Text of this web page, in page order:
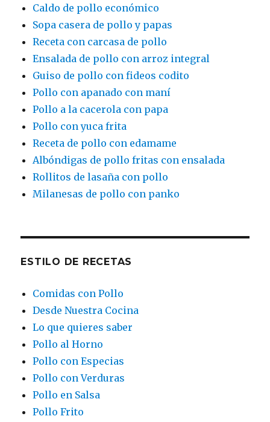
Caldo de pollo económico
Sopa casera de pollo y papas
Receta con carcasa de pollo
Ensalada de pollo con arroz integral
Guiso de pollo con fideos codito
Pollo con apanado con maní
Pollo a la cacerola con papa
Pollo con yuca frita
Receta de pollo con edamame
Albóndigas de pollo fritas con ensalada
Rollitos de lasaña con pollo
Milanesas de pollo con panko
ESTILO DE RECETAS
Comidas con Pollo
Desde Nuestra Cocina
Lo que quieres saber
Pollo al Horno
Pollo con Especias
Pollo con Verduras
Pollo en Salsa
Pollo Frito